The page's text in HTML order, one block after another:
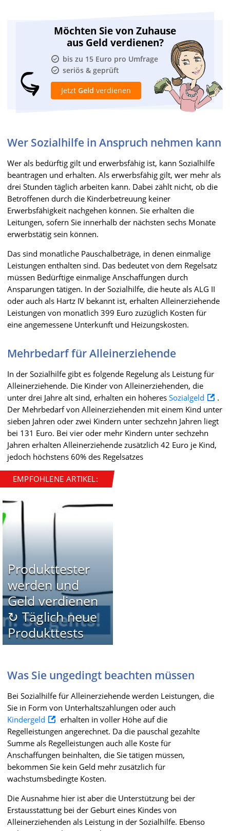
Möchten Sie von Zuhause
aus Geld verdienen?
bis zu 15 Euro pro Umfrage
seriös & geprüft
Jetzt Geld verdienen
Wer Sozialhilfe in Anspruch nehmen kann
Wer als bedürftig gilt und erwerbsfähig ist, kann Sozialhilfe
beantragen und erhalten. Als erwerbsfähig gilt, wer mehr als
drei Stunden täglich arbeiten kann. Dabei zählt nicht, ob die
Betroffenen durch die Kinderbetreuung keiner
Erwerbsfähigkeit nachgehen können. Sie erhalten die
Leitungen, sofern Sie innerhalb der nächsten sechs Monate
erwerbstätig sein können.
Das sind monatliche Pauschalbeträge, in denen einmalige
Leistungen enthalten sind. Das bedeutet von dem Regelsatz
müssen Bedürftige einmalige Anschaffungen durch
Ansparungen tätigen. In der Sozialhilfe, die heute als ALG II
oder auch als Hartz IV bekannt ist, erhalten Alleinerziehende
Leistungen von monatlich 399 Euro zuzüglich Kosten für
eine angemessene Unterkunft und Heizungskosten.
Mehrbedarf für Alleinerziehende
In der Sozialhilfe gibt es folgende Regelung als Leistung für
Alleinerziehende. Die Kinder von Alleinerziehenden, die
unter drei Jahre alt sind, erhalten ein höheres Sozialgeld
.
Der Mehrbedarf von Alleinerziehenden mit einem Kind unter
sieben Jahren oder zwei Kindern unter sechzehn Jahren liegt
bei 131 Euro. Bei vier oder mehr Kindern unter sechzehn
Jahren erhalten Alleinerziehende zusätzlich 42 Euro je Kind,
jedoch höchstens 60% des Regelsatzes
EMPFOHLENE ARTIKEL:
Produkttester
werden und
Geld verdienen
↻ Täglich neue
Produkttests
Was Sie ungedingt beachten müssen
Bei Sozialhilfe für Alleinerziehende werden Leistungen, die
Sie in Form von Unterhaltszahlungen oder auch
Kindergeld
erhalten in voller Höhe auf die
Regelleistungen angerechnet. Da die pauschal gezahlte
Summe als Regelleistungen auch alle Koste für
Anschaffungen beinhalten, die Sie tätigen müssen,
bekommen Sie kein Geld mehr zusätzlich für
wachstumsbedingte Kosten.
Die Ausnahme hier ist aber die Unterstützung bei der
Erstausstattung bei der Geburt eines Kindes von
Alleinerziehenden als Leistung in der Sozialhilfe. Ebenso